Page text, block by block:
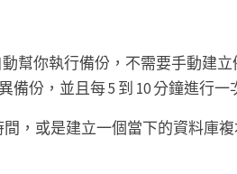
動幫你執行備份，不需要手動建
備份，並且每 5 到 10 分鐘進行一
，或是建立一個當下的資料庫